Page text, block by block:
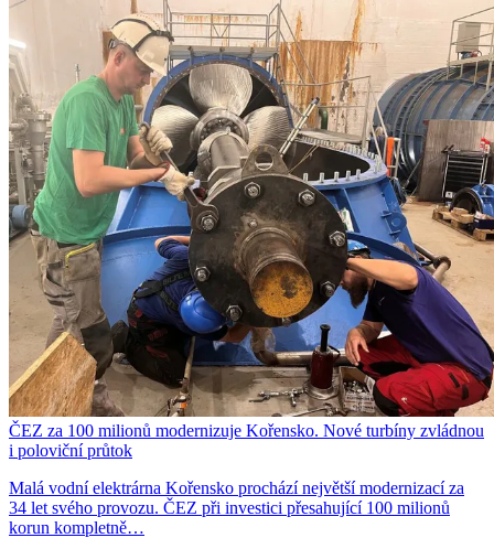
ČEZ za 100 milionů modernizuje Kořensko. Nové turbíny zvládnou
i poloviční průtok
Malá vodní elektrárna Kořensko prochází největší modernizací za
34 let svého provozu. ČEZ při investici přesahující 100 milionů
korun kompletně…